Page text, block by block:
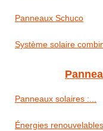
Panneaux Schuco
Système solaire
Panneaux solaires :...
Énergies renouvelables